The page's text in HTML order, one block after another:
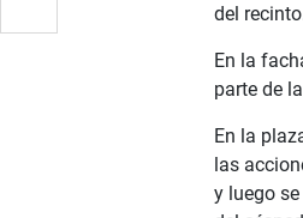
del
En la
parte de
En la
las
y luego